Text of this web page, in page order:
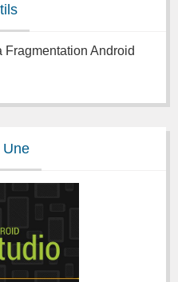
Fragmentation Android